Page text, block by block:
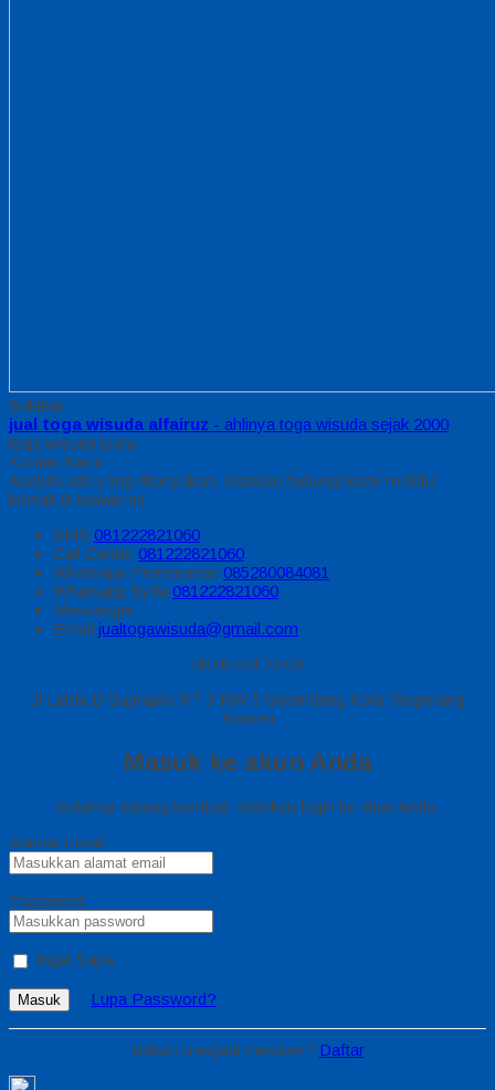
Sidebar
jual toga wisuda alfairuz - ahlinya toga wisuda sejak 2000
toga wisuda juara
Kontak Kami
Apabila ada yang ditanyakan, silahkan hubungi kami melalui
kontak di bawah ini.
SMS 081222821060
Call Center 081222821060
Whatsapp Pemesanan 085280084081
Whatsapp Syifa 081222821060
Messenger
Email jualtogawisuda@gmail.com
08.00 s/d 20.00
Jl Letda D Suprapto RT 3 RW 5 Gerendeng Kota Tangerang
Banten
Masuk ke akun Anda
Selamat datang kembali, silahkan login ke akun Anda.
Alamat Email
Password
Ingat Saya
Masuk Lupa Password?
Belum menjadi member? Daftar